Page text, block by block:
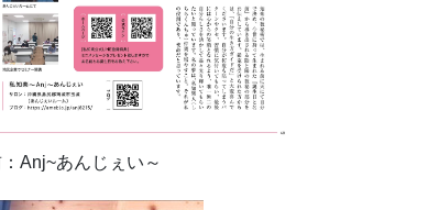
Anj~あんじぇい～